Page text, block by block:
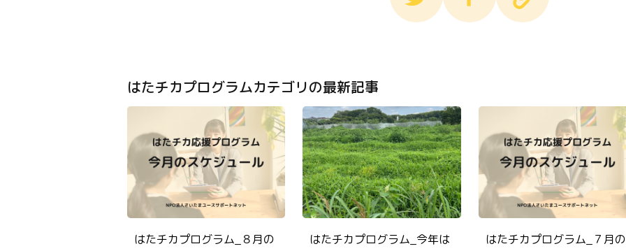
はたチカプログラムカテゴリの最新記事
はたチカプログラム_８月の
はたチカプログラム_今年は
はたチカプログラム_７月の